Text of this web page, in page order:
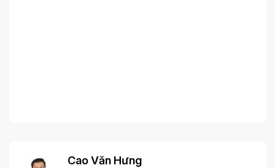
Cao Văn Hưng